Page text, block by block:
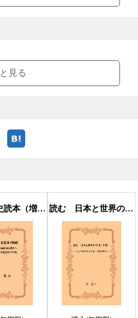
ビューア・モバイルビューア
見る
明快 歴史読本（増補） 読む 日本と世界の年表 下巻 ー江戸時代から先史・地質時代ー